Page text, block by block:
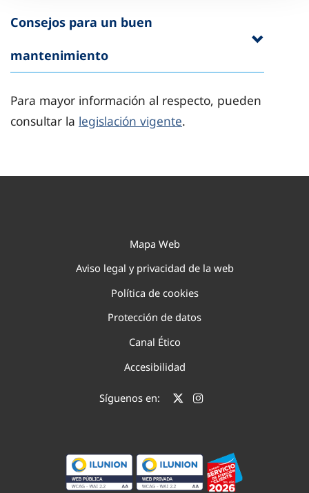
Consejos para un buen
mantenimiento
Para mayor información al respecto, pueden
consultar la legislación vigente.
Mapa Web
Aviso legal y privacidad de la web
Política de cookies
Protección de datos
Canal Ético
Accesibilidad
Síguenos en: